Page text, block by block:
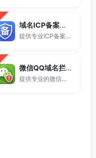
域名ICP备案查询
提供专业ICP备案查询与网站备案信息查询服务，支持域名备案号查询、网站是否备案检测及备案信息快速获取，适用于站长工具、域名检测与SEO分析。
微信QQ域名拦截检测
提供专业的微信拦截检测、QQ拦截检测、域名被墙检测服务，一键查询网站是否被封、被拦截或被限制访问。